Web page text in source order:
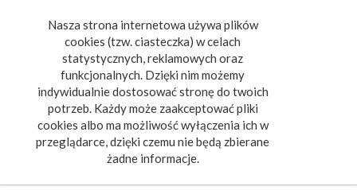
Nasza strona internetowa używa plików
cookies (tzw. ciasteczka) w celach
statystycznych, reklamowych oraz
funkcjonalnych. Dzięki nim możemy
indywidualnie dostosować stronę do twoich
potrzeb. Każdy może zaakceptować pliki
cookies albo ma możliwość wyłączenia ich w
przeglądarce, dzięki czemu nie będą zbierane
żadne informacje.